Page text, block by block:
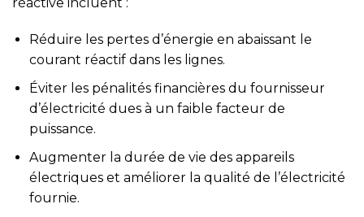
Réduire les pertes d’énergie en abaissant le
courant réactif dans les lignes.
Éviter les pénalités financières du fournisseur
d’électricité dues à un faible facteur de
puissance.
Augmenter la durée de vie des appareils
électriques et améliorer la qualité de l’électricité
fournie.